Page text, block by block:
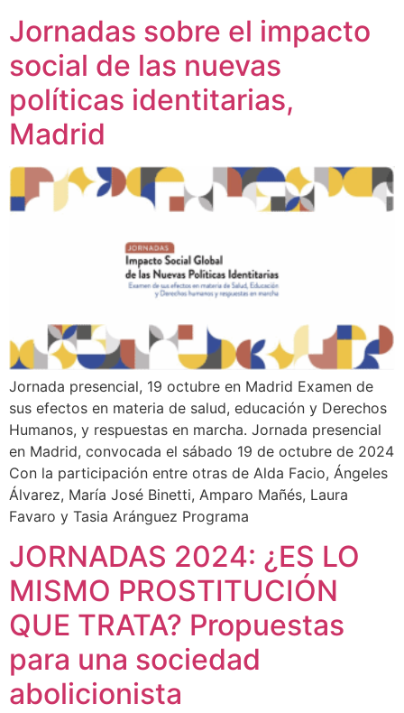
Jornadas sobre el impacto
social de las nuevas
políticas identitarias,
Madrid
Jornada presencial, 19 octubre en Madrid Examen de
sus efectos en materia de salud, educación y Derechos
Humanos, y respuestas en marcha. Jornada presencial
en Madrid, convocada el sábado 19 de octubre de 2024
Con la participación entre otras de Alda Facio, Ángeles
Álvarez, María José Binetti, Amparo Mañés, Laura
Favaro y Tasia Aránguez Programa
JORNADAS 2024: ¿ES LO
MISMO PROSTITUCIÓN
QUE TRATA? Propuestas
para una sociedad
abolicionista